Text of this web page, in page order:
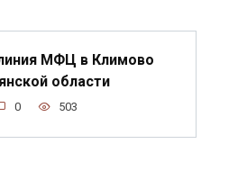
МФЦ в Климово
области
0 503